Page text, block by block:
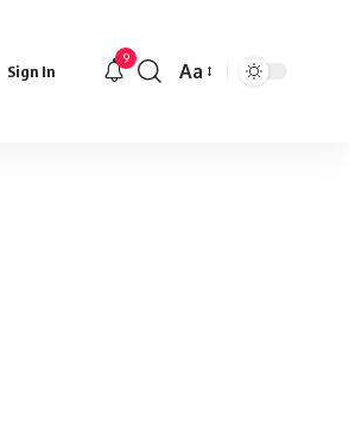
Sign In
9
Font
Aa